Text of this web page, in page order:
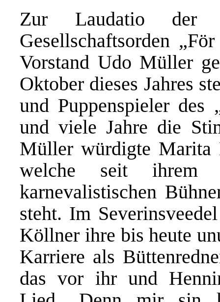
Zur Laudatio der
Gesellschaftsorden
Vorstand Udo Müller
Oktober dieses Jahres
und Puppenspieler des
und viele Jahre die
Müller würdigte Marita
welche seit ihrem
karnevalistischen
steht. Im
Köllner ihre bis heute
Karriere als
das vor ihr und